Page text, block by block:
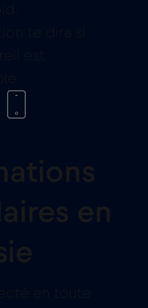
te dira si
est
en
en toute